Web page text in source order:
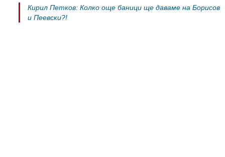
Кирил Петков: Колко още баници ще даваме на Борисов
и Пеевски?!